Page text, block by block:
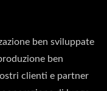
ben sviluppate
ben
clienti e partner